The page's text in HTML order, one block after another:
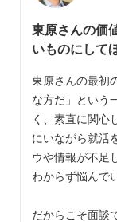
東原さんの価
いものにして
東原さんの最初
な方だ」という
く、素直に関心
にいながら就活
ウや情報が不足
わからず悩んで
だからこそ面談